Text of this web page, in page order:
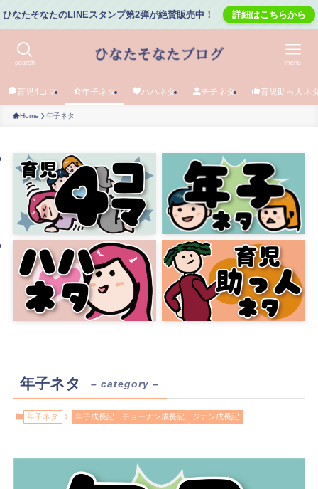
ひなたそなたのLINEスタンプ第2弾が絶賛販売中！ 詳細はこちらから
search menu
育児4コマ 年子ネタ ハハネタ チチネタ 育児助っ人ネ
Home 年子ネタ
年子ネタ – category –
年子ネタ 年子成長記 チョーナン成長記 ジナン成長記